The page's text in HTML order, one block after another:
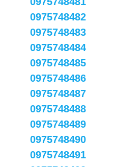
0975748482
0975748483
0975748484
0975748485
0975748486
0975748487
0975748488
0975748489
0975748490
0975748491